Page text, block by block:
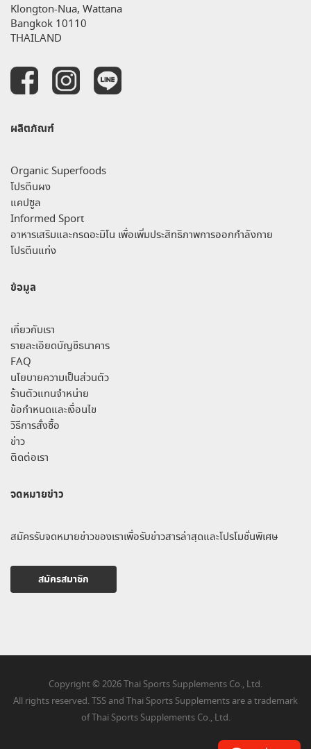
Klongton-Nua, Wattana
Bangkok 10110
THAILAND
ผลิตภัณฑ์
Organic Superfoods
โปรตีนผง
แคปซูล
Informed Sport
อาหารเสริมและกรดอะมิโน เพื่อเพิ่มประสิทธิภาพการออกกำลังกาย
โปรตีนแท่ง
ข้อมูล
เกี่ยวกับเรา
รายละเอียดบัญชีธนาคาร
FAQ
นโยบายความเป็นส่วนตัว
ร้านตัวแทนจำหน่าย
ข้อกำหนดและเงื่อนไข
วิธีการสั่งซื้อ
ข่าว
ติดต่อเรา
จดหมายข่าว
สมัครรับจดหมายข่าวของเราเพื่อรับข่าวสารล่าสุดและโปรโมชั่นพิเศษ
สมัครสมาชิก
Copyright © 2026 Thai Sports Supplements Co., Ltd.
All rights reserved. TSS and Thai Sports Supplements are a trademark
of Thai Sports Supplements Co., Ltd.